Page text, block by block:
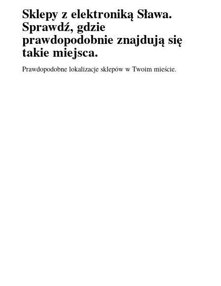
Sklepy z elektroniką Sława.
Sprawdź, gdzie
prawdopodobnie znajdują się
takie miejsca.
Prawdopodobne lokalizacje sklepów w Twoim mieście.